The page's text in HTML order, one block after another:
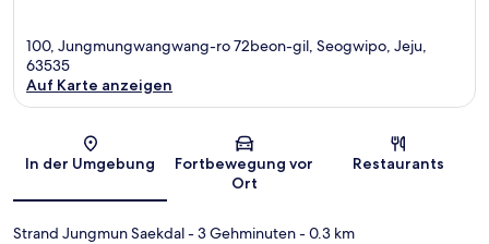
100, Jungmungwangwang-ro 72beon-gil, Seogwipo, Jeju,
63535
Auf Karte anzeigen
In der Umgebung
Fortbewegung vor
Ort
Restaurants
Strand Jungmun Saekdal- 3 Gehminuten- 0.3 km